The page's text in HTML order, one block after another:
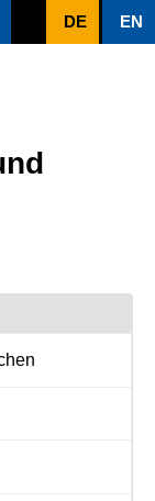
DE EN